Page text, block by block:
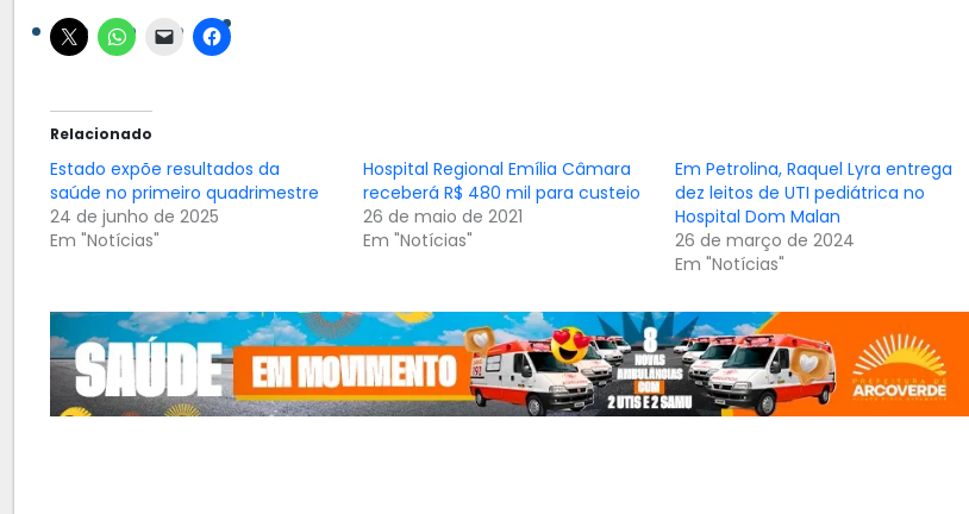
Relacionado
Estado expõe resultados da
saúde no primeiro quadrimestre
24 de junho de 2025
Em "Notícias"
Hospital Regional Emília Câmara
receberá R$ 480 mil para custeio
26 de maio de 2021
Em "Notícias"
Em Petrolina, Raquel Lyra entrega
dez leitos de UTI pediátrica no
Hospital Dom Malan
26 de março de 2024
Em "Notícias"